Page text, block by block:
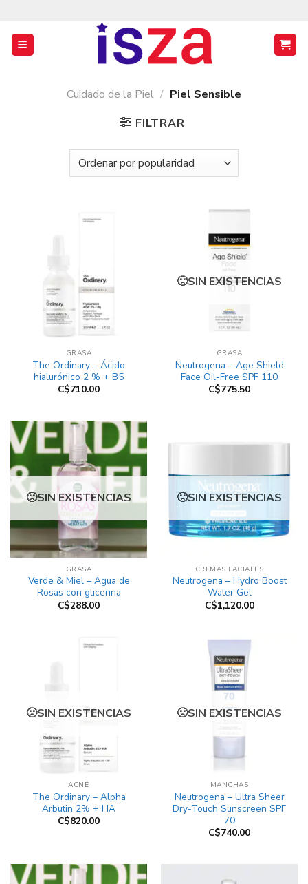
contenido
Cuidado de la Piel / Piel Sensible
FILTRAR
GRASA
The Ordinary – Ácido
hialurónico 2 % + B5
C$710.00
SIN EXISTENCIAS
GRASA
Neutrogena – Age Shield
Face Oil-Free SPF 110
C$775.50
SIN EXISTENCIAS
GRASA
Verde & Miel – Agua de
Rosas con glicerina
C$288.00
SIN EXISTENCIAS
CREMAS FACIALES
Neutrogena – Hydro Boost
Water Gel
C$1,120.00
SIN EXISTENCIAS
ACNÉ
The Ordinary – Alpha
Arbutin 2% + HA
C$820.00
SIN EXISTENCIAS
MANCHAS
Neutrogena – Ultra Sheer
Dry-Touch Sunscreen SPF
70
C$740.00